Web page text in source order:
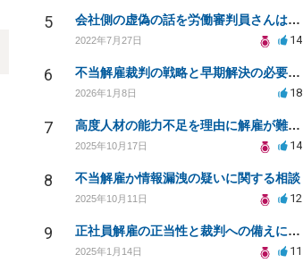
5 会社側の虚偽の話を労働審判員さんは鵜呑みにして騙されてしまいました。
2022年7月27日 14
6 不当解雇裁判の戦略と早期解決の必要性についての相談
2026年1月8日 18
7 高度人材の能力不足を理由に解雇が難しいのはなぜ？
2025年10月17日 14
8 不当解雇か情報漏洩の疑いに関する相談
2025年10月11日 12
9 正社員解雇の正当性と裁判への備えについての相談
2025年1月14日 11